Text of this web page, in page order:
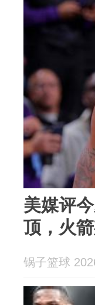
美媒评
顶，火
锅子篮球